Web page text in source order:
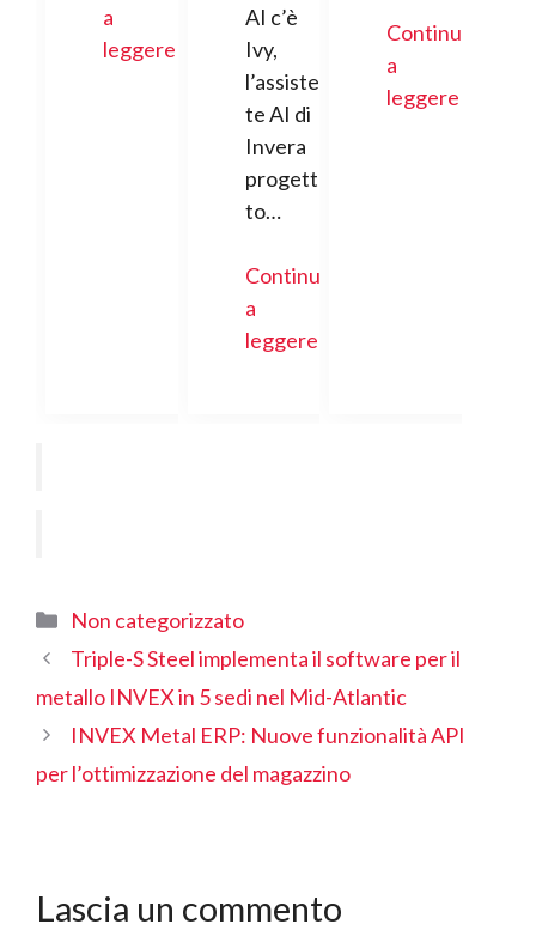
a
leggere
AI c’è
Ivy,
l’assisten
te AI di
Invera
progetta
to…
Continua
a
leggere
Continua
a
leggere
Categorie
Non categorizzato
Triple-S Steel implementa il software per il
metallo INVEX in 5 sedi nel Mid-Atlantic
INVEX Metal ERP: Nuove funzionalità API
per l’ottimizzazione del magazzino
Lascia un commento